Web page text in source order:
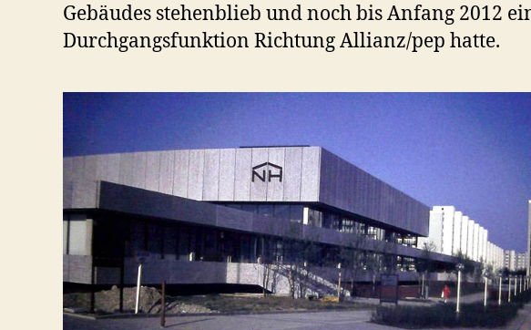
Gebäudes stehenblieb und noch bis Anfang 2012
Durchgangsfunktion Richtung Allianz/pep hatte.